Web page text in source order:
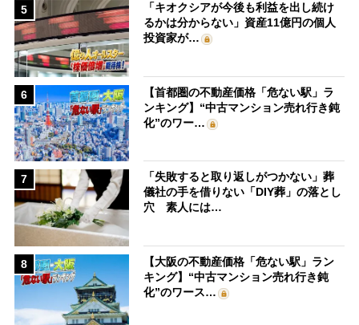
5
「キオクシアが今後も利益を出し続け
るかは分からない」資産11億円の個人
投資家が…
6
【首都圏の不動産価格「危ない駅」ラ
ンキング】“中古マンション売れ行き鈍
化”のワー…
7
「失敗すると取り返しがつかない」葬
儀社の手を借りない「DIY葬」の落とし
穴 素人には…
8
【大阪の不動産価格「危ない駅」ラン
キング】“中古マンション売れ行き鈍
化”のワース…